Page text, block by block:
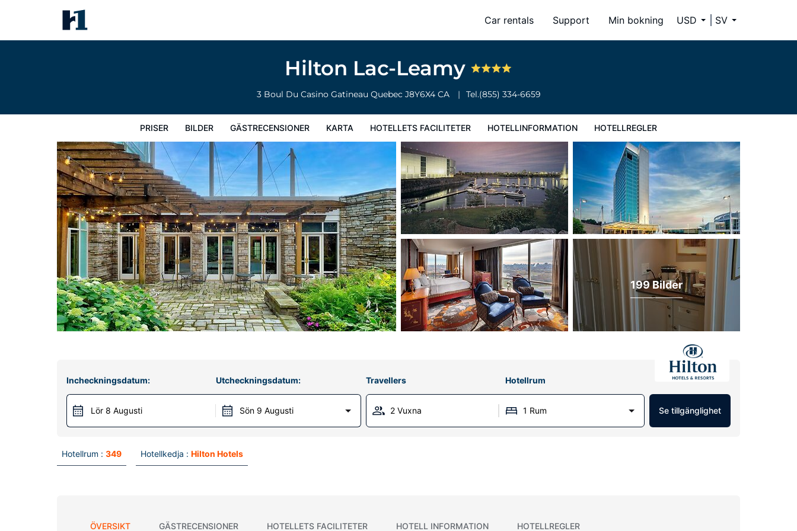
Car rentals Support Min bokning USD SV
Hilton Lac-Leamy
3 Boul Du Casino Gatineau Quebec J8Y6X4 CA Tel.(855) 334-6659
PRISER BILDER GÄSTRECENSIONER KARTA HOTELLETS FACILITETER HOTELLINFORMATION HOTELLREGLER
Hilton Lac-Leamy
Priser
199 Bilder
Incheckningsdatum:
Lör 8 Augusti
Utcheckningsdatum:
Sön 9 Augusti
Travellers Hotellrum
2 Vuxna 1 Rum Se tillgänglighet
Hotellrum : 349 Hotellkedja : Hilton Hotels
ÖVERSIKT GÄSTRECENSIONER HOTELLETS FACILITETER HOTELL INFORMATION HOTELLREGLER